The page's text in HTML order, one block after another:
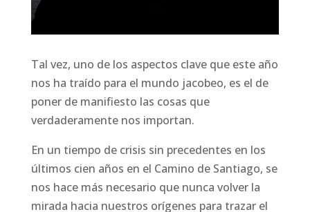
Tal vez, uno de los aspectos clave que este año
nos ha traído para el mundo jacobeo, es el de
poner de manifiesto las cosas que
verdaderamente nos importan.
En un tiempo de crisis sin precedentes en los
últimos cien años en el Camino de Santiago, se
nos hace más necesario que nunca volver la
mirada hacia nuestros orígenes para trazar el